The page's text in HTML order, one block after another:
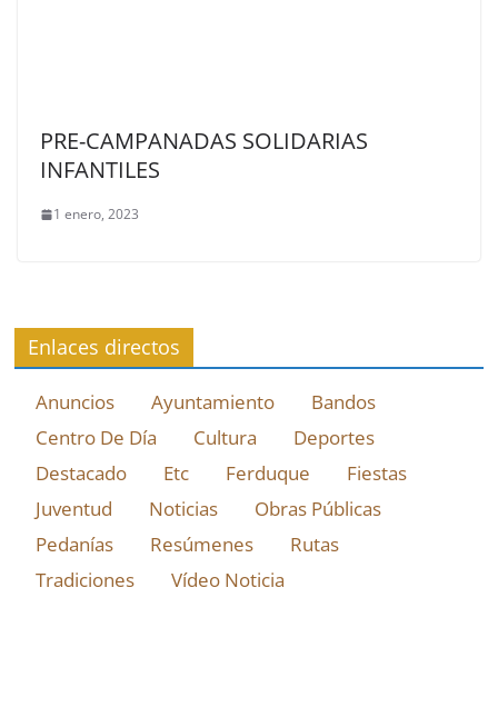
PRE-CAMPANADAS SOLIDARIAS
INFANTILES
1 enero, 2023
Enlaces directos
Anuncios Ayuntamiento
Bandos
Centro De Día
Cultura
Deportes
Destacado
Etc Ferduque
Fiestas
Juventud
Noticias
Obras Públicas
Pedanías
Resúmenes
Rutas
Tradiciones
Vídeo Noticia